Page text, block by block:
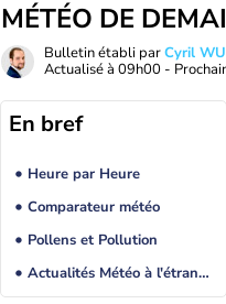
MÉTÉO DE
Bulletin établi parCyril
Actualisé à 09h00 -
En bref
Heure par Heure
Comparateur météo
Pollens et Pollution
Actualités Météo à l'étranger